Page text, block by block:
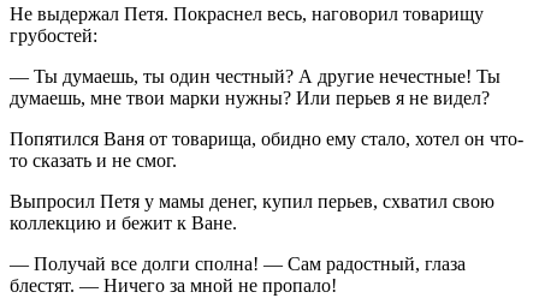
Не выдержал Петя. Покраснел весь, наговорил товарищу
грубостей:
— Ты думаешь, ты один честный? А другие нечестные! Ты
думаешь, мне твои марки нужны? Или перьев я не видел?
Попятился Ваня от товарища, обидно ему стало, хотел он что-
то сказать и не смог.
Выпросил Петя у мамы денег, купил перьев, схватил свою
коллекцию и бежит к Ване.
— Получай все долги сполна! — Сам радостный, глаза
блестят. — Ничего за мной не пропало!